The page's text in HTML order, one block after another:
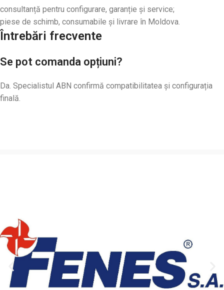
consultanță pentru configurare, garanție și service;
piese de schimb, consumabile și livrare în Moldova.
Întrebări frecvente
Se pot comanda opțiuni?
Da. Specialistul ABN confirmă compatibilitatea și configurația
finală.